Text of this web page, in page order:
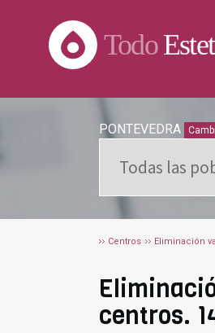
Todo
PONTEVEDRA
Centros Eliminación
centros.